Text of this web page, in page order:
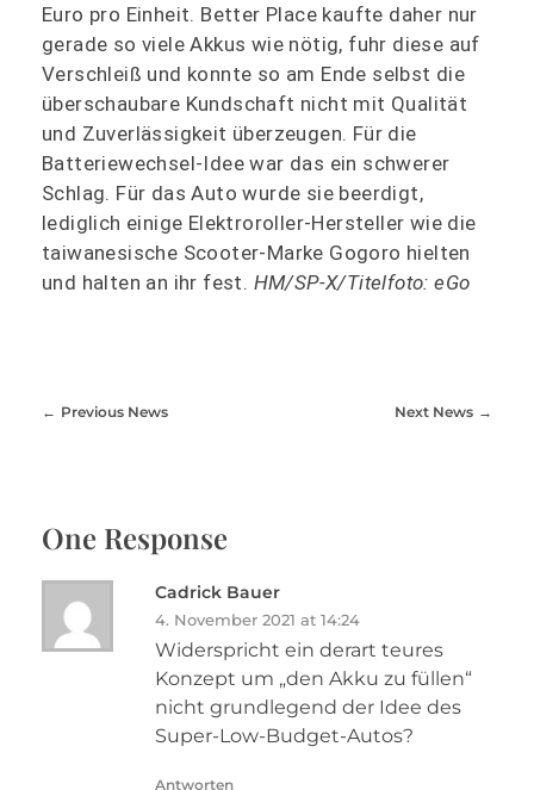
Euro pro Einheit. Better Place kaufte daher nur
gerade so viele Akkus wie nötig, fuhr diese auf
Verschleiß und konnte so am Ende selbst die
überschaubare Kundschaft nicht mit Qualität
und Zuverlässigkeit überzeugen. Für die
Batteriewechsel-Idee war das ein schwerer
Schlag. Für das Auto wurde sie beerdigt,
lediglich einige Elektroroller-Hersteller wie die
taiwanesische Scooter-Marke Gogoro hielten
und halten an ihr fest. HM/SP-X/Titelfoto: eGo
Previous News Next News
One Response
Cadrick Bauer
4. November 2021 at 14:24
Widerspricht ein derart teures
Konzept um „den Akku zu füllen“
nicht grundlegend der Idee des
Super-Low-Budget-Autos?
Antworten